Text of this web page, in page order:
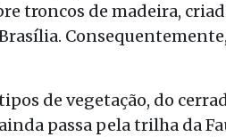
troncos de madeira,
de vegetação, do
passa pela trilha da